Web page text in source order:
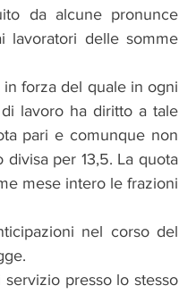
da alcune pronunce
lavoratori delle somme
in forza del quale in ogni
lavoro ha diritto a tale
pari e comunque non
per 13,5. La quota
mese intero le frazioni
nel corso del
presso lo stesso